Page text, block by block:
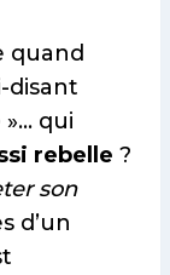
quand
disant
qui
rebelle ?
son
d’un